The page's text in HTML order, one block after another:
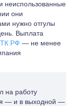
неиспользованные
они
нужно отгулы
Выплата
ТК РФ — не менее
на работу
— и в выходной —